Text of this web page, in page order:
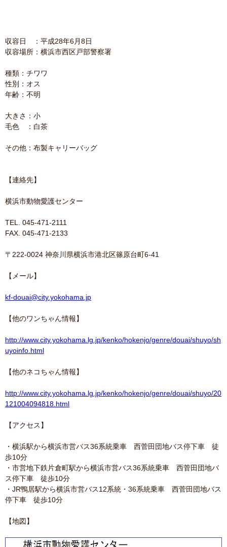
収容日 ：平成28年6月8日
収容場所：横浜市西区戸部警察署
種類：チワワ
性別：オス
年齢：不明
大きさ：小
毛色 ：白茶
その他：布製キャリーバッグ
【連絡先】
横浜市動物愛護センター
TEL. 045-471-2111
FAX. 045-471-2133
〒222-0024 神奈川県横浜市港北区篠原台町6-41
【メール】
kf-douai@city.yokohama.jp
【他のワンちゃん情報】
http://www.city.yokohama.lg.jp/kenko/hokenjo/genre/douai/shuyo/sh
uyoinfo.html
【他のネコちゃん情報】
http://www.city.yokohama.lg.jp/kenko/hokenjo/genre/douai/shuyo/20
121004094818.html
【アクセス】
・横浜駅から横浜市営バス36系統乗車 西菅田団地バス停下車 徒
歩10分
・市営地下鉄片倉町駅から横浜市営バス36系統乗車 西菅田団地バ
ス停下車 徒歩10分
・JR鴨居駅から横浜市営バス12系統・36系統乗車 西菅田団地バス
停下車 徒歩10分
【地図】